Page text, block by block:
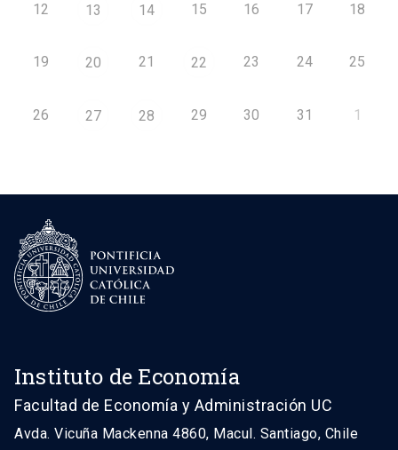
12 13 14 15 16 17 18
19 20 21 22 23 24 25
26 27 28 29 30 31 1
Instituto de Economía
Facultad de Economía y Administración UC
Avda. Vicuña Mackenna 4860, Macul. Santiago, Chile